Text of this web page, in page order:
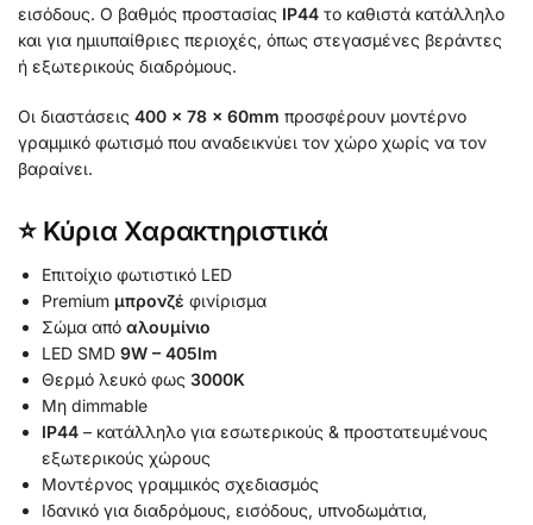
εισόδους. Ο βαθμός προστασίας IP44 το καθιστά κατάλληλο
και για ημιυπαίθριες περιοχές, όπως στεγασμένες βεράντες
ή εξωτερικούς διαδρόμους.
Οι διαστάσεις 400 × 78 × 60mm προσφέρουν μοντέρνο
γραμμικό φωτισμό που αναδεικνύει τον χώρο χωρίς να τον
βαραίνει.
⭐ Κύρια Χαρακτηριστικά
Επιτοίχιο φωτιστικό LED
Premium μπρονζέ φινίρισμα
Σώμα από αλουμίνιο
LED SMD 9W – 405lm
Θερμό λευκό φως 3000K
Μη dimmable
IP44 – κατάλληλο για εσωτερικούς & προστατευμένους
εξωτερικούς χώρους
Μοντέρνος γραμμικός σχεδιασμός
Ιδανικό για διαδρόμους, εισόδους, υπνοδωμάτια,